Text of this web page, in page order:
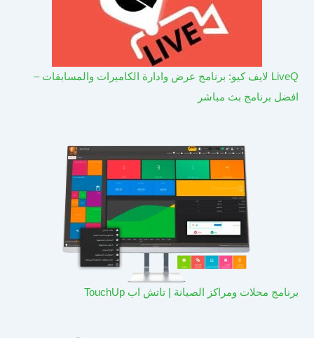
LiveQ لايف كيو: برنامج عرض وادارة الكاميرات والمسابقات –
افضل برنامج بث مباشر
برنامج محلات ومراكز الصيانة | تاتش اب TouchUp